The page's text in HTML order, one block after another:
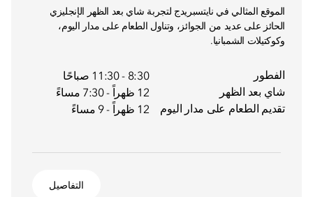
الموقع المثالي في نايتسبريدج لتجربة شاي بعد الظهر الإنجليزي
الحائز على عديد من الجوائز، وتناول الطعام على مدار اليوم،
وكوكتيلات الشمبانيا.
الفطور 8:30 - 11:30 صباحًا
شاي بعد الظهر 12 ظهراً - 7:30 مساءً
تقديم الطعام على مدار اليوم 12 ظهراً - 9 مساءً
التفاصيل